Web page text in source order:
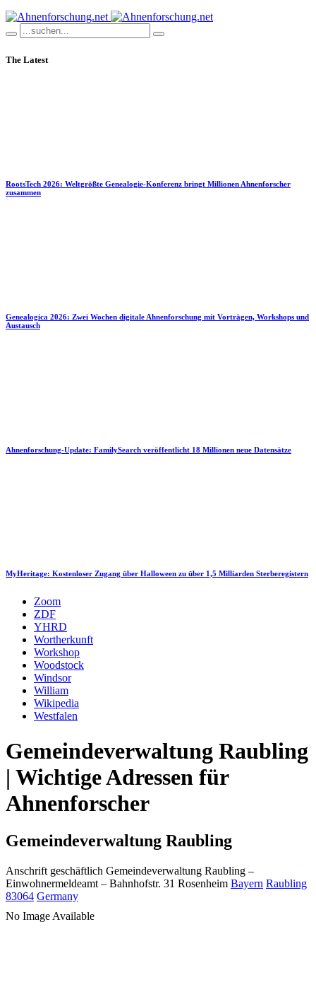
The Latest
RootsTech 2026: Weltgrößte Genealogie-Konferenz bringt Millionen Ahnenforscher
zusammen
Genealogica 2026: Zwei Wochen digitale Ahnenforschung mit Vorträgen, Workshops und
Austausch
Ahnenforschung-Update: FamilySearch veröffentlicht 18 Millionen neue Datensätze
MyHeritage: Kostenloser Zugang über Halloween zu über 1,5 Milliarden Sterberegistern
Zoom
ZDF
YHRD
Wortherkunft
Workshop
Woodstock
Windsor
William
Wikipedia
Westfalen
Gemeindeverwaltung Raubling
| Wichtige Adressen für
Ahnenforscher
Gemeindeverwaltung Raubling
Anschrift geschäftlich Gemeindeverwaltung Raubling –
Einwohnermeldeamt – Bahnhofstr. 31 Rosenheim Bayern Raubling
83064 Germany
No Image Available